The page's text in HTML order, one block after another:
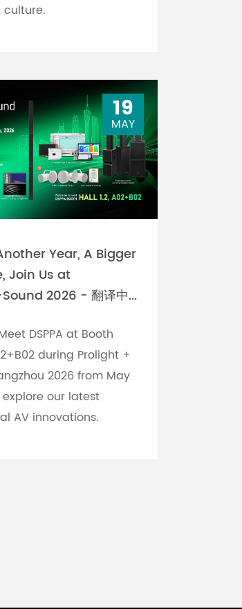
19
MAY
Year, A Bigger
Join Us at
2026 - 翻译中...
DSPPA at Booth
during Prolight +
2026 from May
explore our latest
AV innovations.